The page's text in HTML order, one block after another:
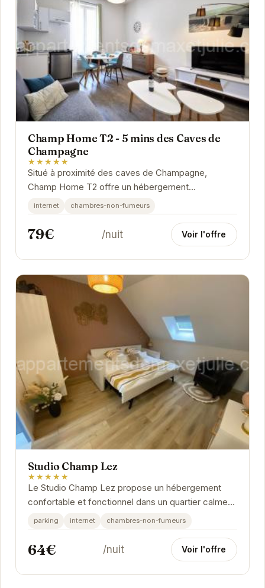
Champ Home T2 - 5 mins des Caves de
Champagne
★★★★★
Situé à proximité des caves de Champagne,
Champ Home T2 offre un hébergement
confortable et pratique pour explorer Reims et ses
environs....
internet chambres-non-fumeurs
79€ /nuit Voir l'offre
Studio Champ Lez
★★★★★
Le Studio Champ Lez propose un hébergement
confortable et fonctionnel dans un quartier calme
de Reims. Parfaitement équipé, il est idéal pour
les...
parking internet chambres-non-fumeurs
64€ /nuit Voir l'offre